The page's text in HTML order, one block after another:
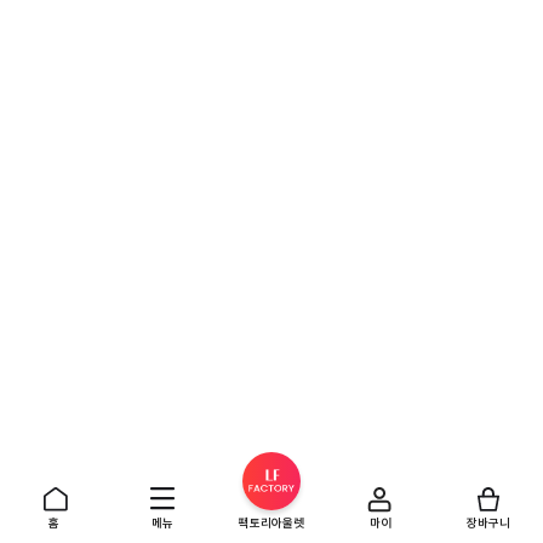
홈 메뉴 팩토리아울렛 마이 장바구니